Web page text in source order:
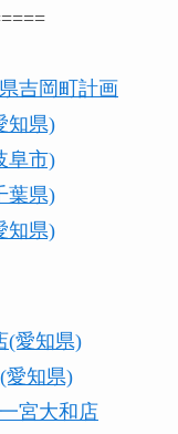
吉岡町計画
知県)
阜市)
葉県)
知県)
(愛知県)
愛知県)
宮大和店